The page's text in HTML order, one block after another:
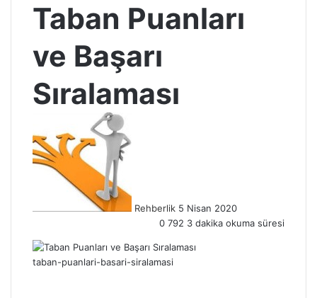
Taban Puanları
ve Başarı
Sıralaması
Rehberlik 5 Nisan 2020
0 792 3 dakika okuma süresi
taban-puanlari-basari-siralamasi